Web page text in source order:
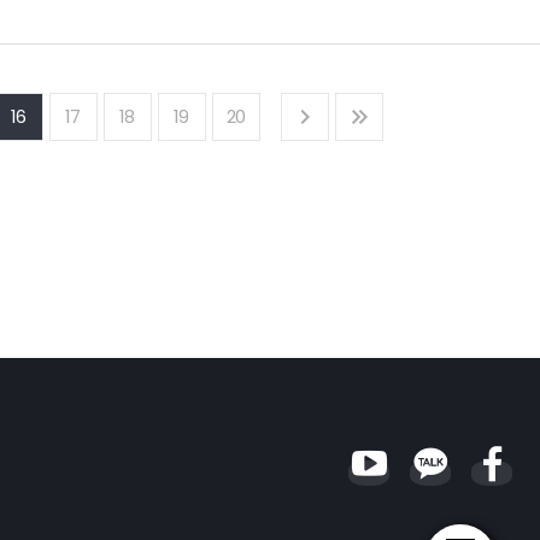
장에는 Solvency II를 시행하고 있는 유럽보험시장의 경험이 좋은 선례가 될
과 유럽보험회사들의 저금리 대응 과정은 2000년 이후 지속되고 있는 저금리
크 확대에 대응하기 위해 만기수익률이 높은 해외채권의 비중을 확대하고 자산
비중은 확대하는 등 자산배분을 변화시켜 왔다. 이러한 금융환경 변화에 따른
대응방안을 마련하고 있지 못하는 것으로 보인다. 대부분의 회사가 회계시스템
16 17 18 19 20